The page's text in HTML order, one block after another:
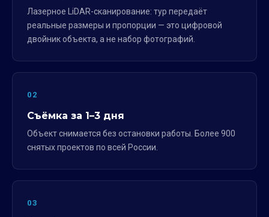
Лазерное LiDAR-сканирование: тур передаёт
реальные размеры и пропорции — это цифровой
двойник объекта, а не набор фотографий.
02
Съёмка за 1–3 дня
Объект снимается без остановки работы. Более 900
снятых проектов по всей России.
03